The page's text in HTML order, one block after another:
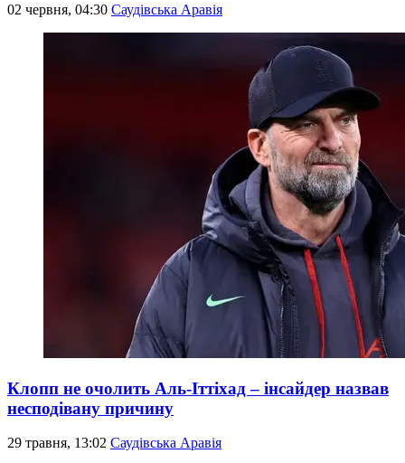
02 червня, 04:30 Саудівська Аравія
Клопп не очолить Аль-Іттіхад – інсайдер назвав
несподівану причину
29 травня, 13:02 Саудівська Аравія